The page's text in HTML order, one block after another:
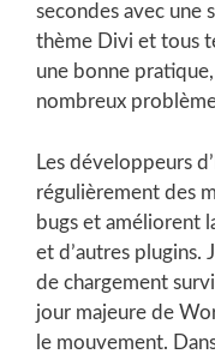
secondes avec une
thème Divi et tous
une bonne
nombreux
Les développeurs
régulièrement des
bugs et améliorent
et d’autres plugins.
de chargement
jour majeure de
le mouvement.